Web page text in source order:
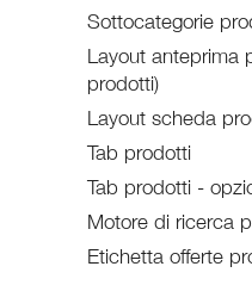
Sottocategorie
Layout anteprima
prodotti)
Layout scheda
Tab prodotti
Tab prodotti -
Motore di ricerca
Etichetta offerte